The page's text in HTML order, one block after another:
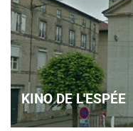
KINO DE L'ESPÉE